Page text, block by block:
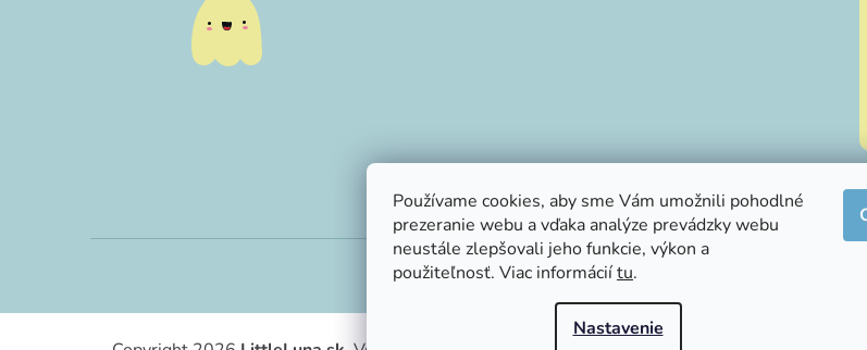
Používame cookies, aby sme Vám umožnili pohodlné
prezeranie webu a vďaka analýze prevádzky webu
neustále zlepšovali jeho funkcie, výkon a
použiteľnosť. Viac informáciítu.
Nastavenie
info@littleluna.sk